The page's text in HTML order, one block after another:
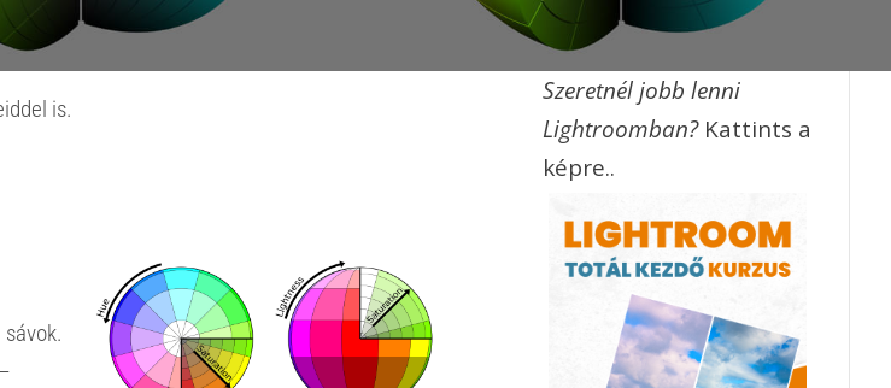
is.
Szeretnél jobb lenni
Lightroomban? Kattints a
képre..